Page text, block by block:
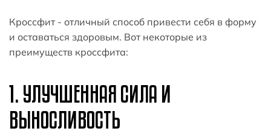
Кроссфит - отличный способ привести себя в форму
и оставаться здоровым. Вот некоторые из
преимуществ кроссфита:
1. УЛУЧШЕННАЯ СИЛА И
ВЫНОСЛИВОСТЬ